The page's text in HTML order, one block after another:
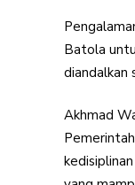
Batola
diandalkan
Akhmad